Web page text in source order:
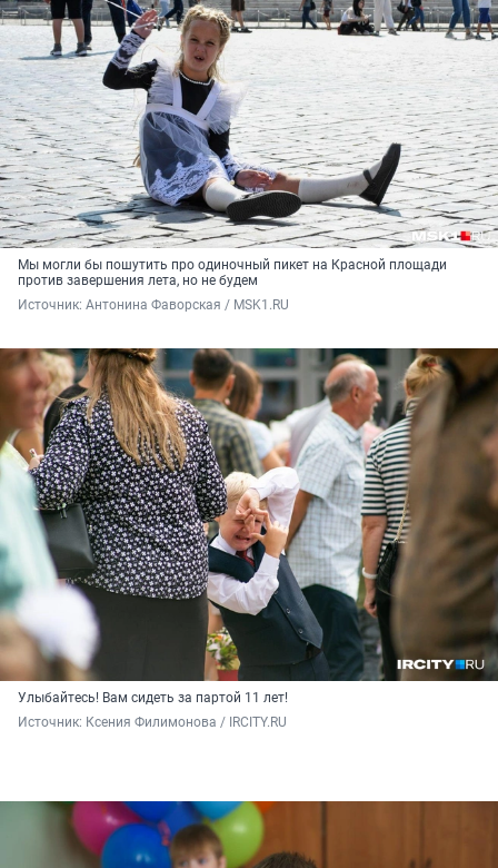
Мы могли бы пошутить про одиночный пикет на Красной площади
против завершения лета, но не будем
Источник: Антонина Фаворская / MSK1.RU
Улыбайтесь! Вам сидеть за партой 11 лет!
Источник: Ксения Филимонова / IRCITY.RU